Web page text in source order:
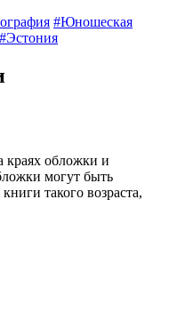
#Юношеская
#Эстония
краях обложки и
могут быть
такого возраста,